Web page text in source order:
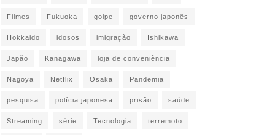
Filmes Fukuoka golpe governo japonês
Hokkaido idosos imigração Ishikawa
Japão Kanagawa loja de conveniência
Nagoya Netflix Osaka Pandemia
pesquisa polícia japonesa prisão saúde
Streaming série Tecnologia terremoto